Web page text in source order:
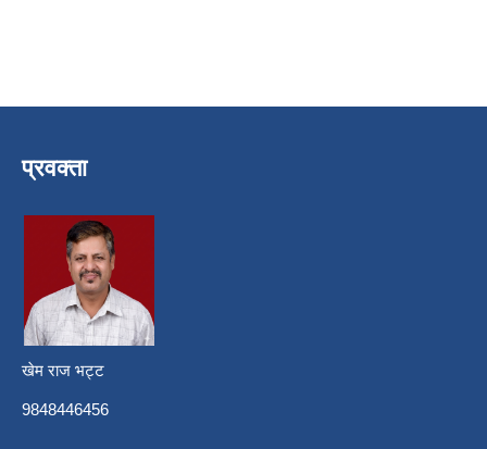
प्रवक्ता
खेम राज भट्ट
9848446456